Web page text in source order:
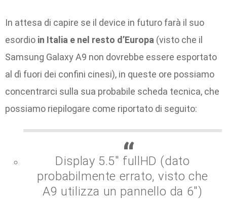
In attesa di capire se il device in futuro farà il suo
esordio in Italia e nel resto d’Europa (visto che il
Samsung Galaxy A9 non dovrebbe essere esportato
al dì fuori dei confini cinesi), in queste ore possiamo
concentrarci sulla sua probabile scheda tecnica, che
possiamo riepilogare come riportato di seguito:
Display 5.5″ fullHD (dato
probabilmente errato, visto che
A9 utilizza un pannello da 6″)